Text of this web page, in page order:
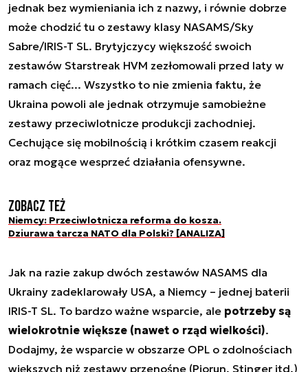
jednak bez wymieniania ich z nazwy, i równie dobrze
może chodzić tu o zestawy klasy NASAMS/Sky
Sabre/IRIS-T SL. Brytyjczycy większość swoich
zestawów Starstreak HVM zezłomowali przed laty w
ramach cięć... Wszystko to nie zmienia faktu, że
Ukraina powoli ale jednak otrzymuje samobieżne
zestawy przeciwlotnicze produkcji zachodniej.
Cechujące się mobilnością i krótkim czasem reakcji
oraz mogące wesprzeć działania ofensywne.
Zobacz też
Niemcy: Przeciwlotnicza reforma do kosza.
Dziurawa tarcza NATO dla Polski? [ANALIZA]
Jak na razie zakup dwóch zestawów NASAMS dla
Ukrainy zadeklarowały USA, a Niemcy – jednej baterii
IRIS-T SL. To bardzo ważne wsparcie, ale potrzeby są
wielokrotnie większe (nawet o rząd wielkości).
Dodajmy, że wsparcie w obszarze OPL o zdolnościach
większych niż zestawy przenośne (Piorun, Stinger itd.)